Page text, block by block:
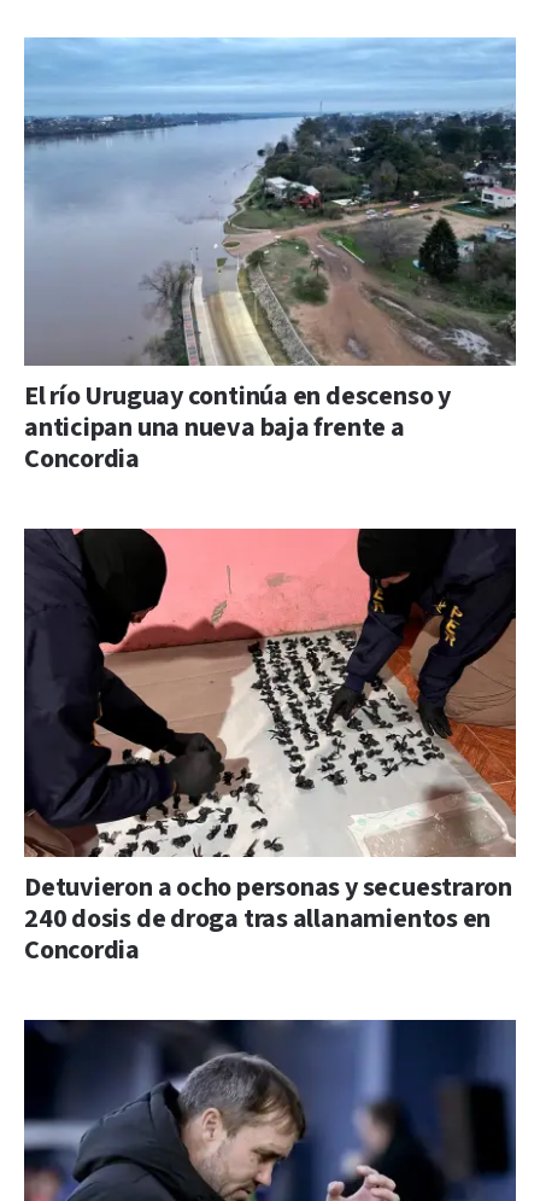
El río Uruguay continúa en descenso y
anticipan una nueva baja frente a
Concordia
Detuvieron a ocho personas y secuestraron
240 dosis de droga tras allanamientos en
Concordia